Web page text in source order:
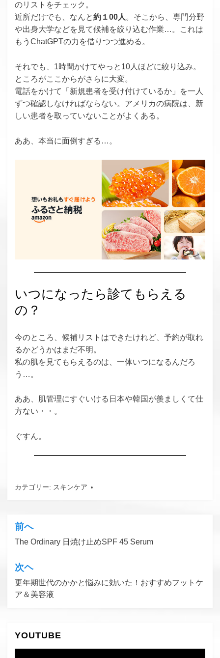
のリストをチェック。
近所だけでも、なんと約１00人 。そこから、専門分野
や出身大学などを見て候補を絞り込む作業…。これは
もうChatGPTの力を借りつつ進める。
それでも、1時間かけてやっと10人ほどに絞り込み。
ところがここからがさらに大変。
電話をかけて「新規患者を受け付けているか」を一人
ずつ確認しなければならない。アメリカの病院は、新
しい患者を取っていないことがよくある。
ああ、本当に面倒すぎる…。
いつになったら診てもらえる
の？
今のところ、候補リストはできたけれど、予約が取れ
るかどうかはまだ不明。
私の肌を見てもらえるのは、一体いつになるんだろ
う…。
ああ、肌管理にすぐいける日本や韓国が羨ましくて仕
方ない・・。
ぐすん。
カテゴリー: スキンケア
投
稿
ナ
ビ
ゲ
ョ
前へ
The Ordinary 日焼け止めSPF 45 Serum
次ヘ
更年期世代のかかと悩みに効いた！おすすめフットケ
ア＆美容液
YOUTUBE